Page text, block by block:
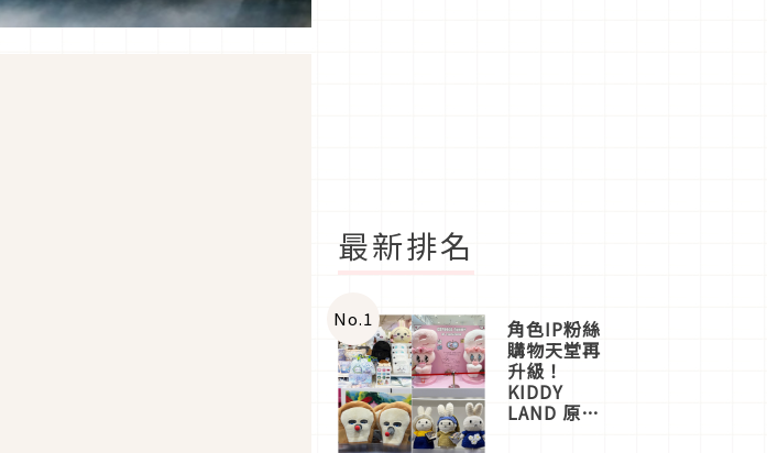
最新排名
No.1 角色IP粉絲
購物天堂再
升級！
KIDDY
LAND 原宿